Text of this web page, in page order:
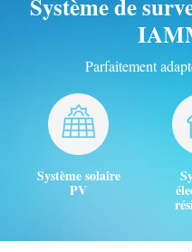
Parfaitement
Système solaire
PV